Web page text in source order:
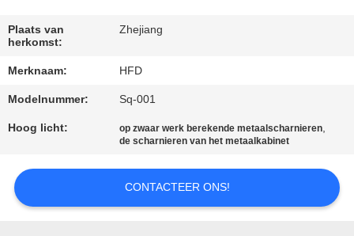
ONS
SITEMAP
PRIVACY
POLICY
Plaats van
herkomst:
Zhejiang
Merknaam: HFD
Modelnummer: Sq-001
Hoog licht: op zwaar werk berekende metaalscharnieren,
de scharnieren van het metaalkabinet
CONTACTEER ONS!